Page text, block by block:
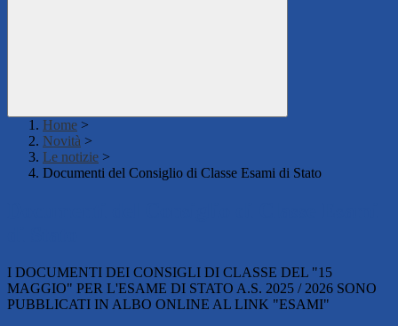
Home >
Novità >
Le notizie >
Documenti del Consiglio di Classe Esami di Stato
I DOCUMENTI DEI CONSIGLI DI CLASSE DEL "15
MAGGIO" PER L'ESAME DI STATO A.S. 2025 / 2026 SONO
PUBBLICATI IN ALBO ONLINE AL LINK "ESAMI"